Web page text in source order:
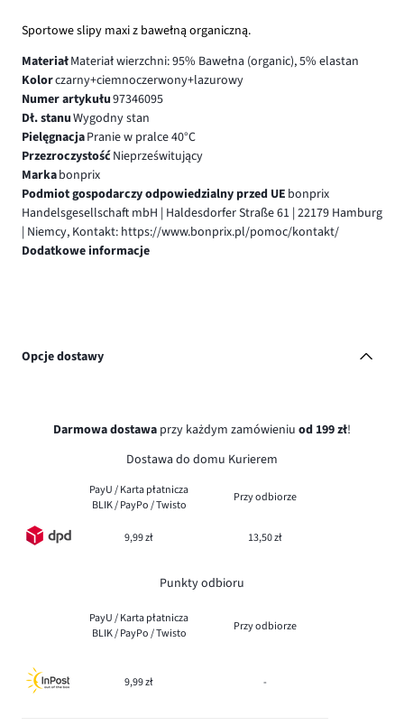
Sportowe slipy maxi z bawełną organiczną.
MateriałMateriał wierzchni: 95% Bawełna (organic), 5% elastan
Kolorczarny+ciemnoczerwony+lazurowy
Numer artykułu97346095
Dł. stanuWygodny stan
PielęgnacjaPranie w pralce 40°C
PrzezroczystośćNieprześwitujący
Markabonprix
Podmiot gospodarczy odpowiedzialny przed UE bonprix
Handelsgesellschaft mbH | Haldesdorfer Straße 61 | 22179 Hamburg
| Niemcy, Kontakt: https://www.bonprix.pl/pomoc/kontakt/
Dodatkowe informacje
Opcje dostawy
Darmowa dostawa przy każdym zamówieniu od 199 zł!
Dostawa do domu Kurierem
PayU / Karta płatnicza
BLIK / PayPo / Twisto
Przy odbiorze
9,99 zł 13,50 zł
Punkty odbioru
PayU / Karta płatnicza
BLIK / PayPo / Twisto
Przy odbiorze
9,99 zł -